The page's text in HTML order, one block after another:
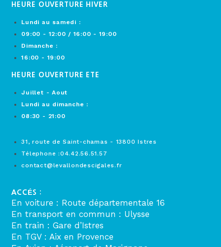
HEURE OUVERTURE HIVER
Lundi au samedi :
09:00 - 12:00 / 16:00 - 19:00
Dimanche :
16:00 - 19:00
HEURE OUVERTURE ETE
Juillet - Aout
Lundi au dimanche :
08:30 - 21:00
31, route de Saint-chamas - 13800 Istres
Télephone :04.42.56.51.57
contact@levallondescigales.fr
ACCÉS :
En voiture : Route départementale 16
En transport en commun : Ulysse
En train : Gare d’Istres
En TGV : Aix en Provence